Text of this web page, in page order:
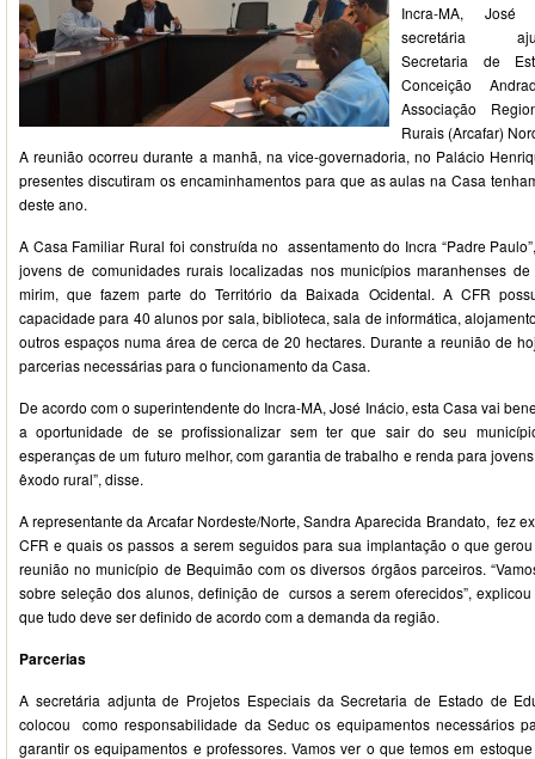
Incra-MA,
secretária
Secretaria de
Conceição
Associação
Rurais (Arcafar)
A reunião ocorreu durante a manhã, na vice-governadoria, no Palácio
presentes discutiram os encaminhamentos para que as aulas na Casa
deste ano.
A Casa Familiar Rural foi construída no assentamento do Incra “Padre
jovens de comunidades rurais localizadas nos municípios maranhenses
mirim, que fazem parte do Território da Baixada Ocidental. A CFR
capacidade para 40 alunos por sala, biblioteca, sala de informática,
outros espaços numa área de cerca de 20 hectares. Durante a reunião de
parcerias necessárias para o funcionamento da Casa.
De acordo com o superintendente do Incra-MA, José Inácio, esta Casa vai
a oportunidade de se profissionalizar sem ter que sair do seu
esperanças de um futuro melhor, com garantia de trabalho e renda para
êxodo rural”, disse.
A representante da Arcafar Nordeste/Norte, Sandra Aparecida Brandato, fez
CFR e quais os passos a serem seguidos para sua implantação o que
reunião no município de Bequimão com os diversos órgãos parceiros.
sobre seleção dos alunos, definição de cursos a serem oferecidos”,
que tudo deve ser definido de acordo com a demanda da região.
Parcerias
A secretária adjunta de Projetos Especiais da Secretaria de Estado de
colocou como responsabilidade da Seduc os equipamentos necessários
garantir os equipamentos e professores. Vamos ver o que temos em